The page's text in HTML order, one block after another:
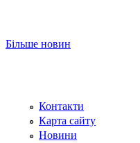
Більше новин
Контакти
Карта сайту
Новини